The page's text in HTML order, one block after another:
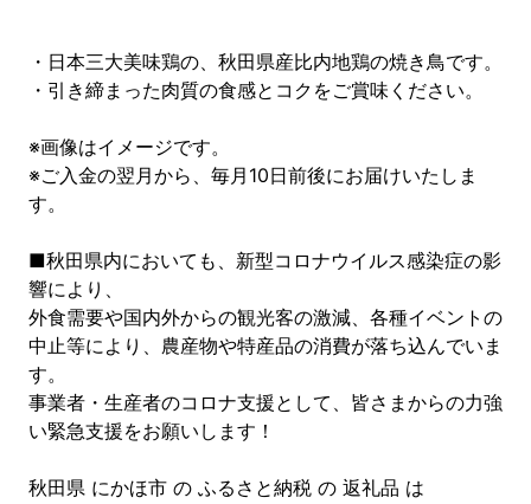
・日本三大美味鶏の、秋田県産比内地鶏の焼き鳥です。
・引き締まった肉質の食感とコクをご賞味ください。
※画像はイメージです。
※ご入金の翌月から、毎月10日前後にお届けいたしま
す。
■秋田県内においても、新型コロナウイルス感染症の影
響により、
外食需要や国内外からの観光客の激減、各種イベントの
中止等により、農産物や特産品の消費が落ち込んでいま
す。
事業者・生産者のコロナ支援として、皆さまからの力強
い緊急支援をお願いします！
秋田県 にかほ市 の ふるさと納税 の 返礼品 は